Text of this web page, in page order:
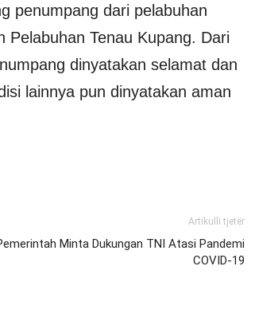
penumpang dari pelabuhan
Pelabuhan Tenau Kupang. Dari
dinyatakan selamat dan
lainnya pun dinyatakan aman
Artikulli tjetër
Minta Dukungan TNI Atasi Pandemi
COVID-19